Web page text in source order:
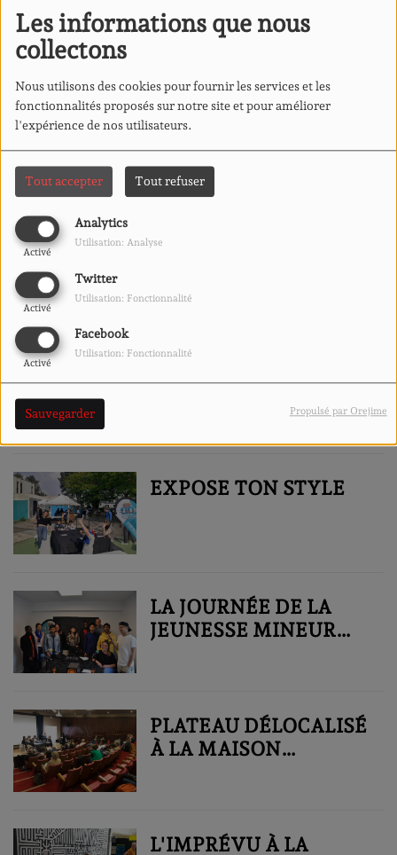
Les informations que nous
collectons
Nous utilisons des cookies pour fournir les services et les
fonctionnalités proposés sur notre site et pour améliorer
l'expérience de nos utilisateurs.
Tout accepter Tout refuser
Analytics
Activé
Utilisation: Analyse
Twitter
Activé
Utilisation: Fonctionnalité
Facebook
Activé
Utilisation: Fonctionnalité
Sauvegarder Propulsé par Orejime
QUARTIER DES ONDES
AU FESTIVAL DU ROI
SMASH FASCISM
WITH ME !
PLATEAU RADIO AU
ARTHUR ♬
EXPOSE TON STYLE
LA JOURNÉE DE LA
JEUNESSE MINEUR
PLATEAU DÉLOCALISÉ
À LA MAISON
MIGRANTS EN
L'IMPRÉVU À LA